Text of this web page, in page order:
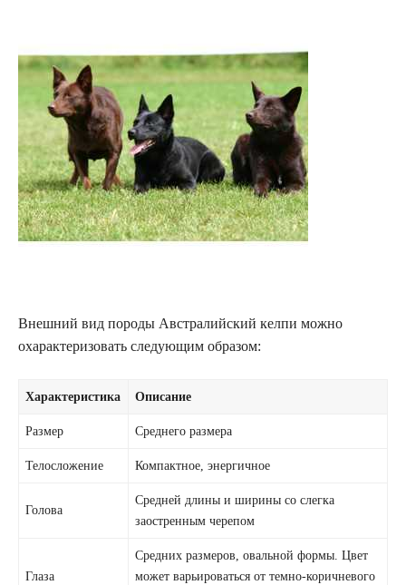
Внешний вид породы Австралийский келпи можно
охарактеризовать следующим образом:
Характеристика Описание
Размер Среднего размера
Телосложение Компактное, энергичное
Голова
Средней длины и ширины со слегка
заостренным черепом
Глаза
Средних размеров, овальной формы. Цвет
может варьироваться от темно-коричневого